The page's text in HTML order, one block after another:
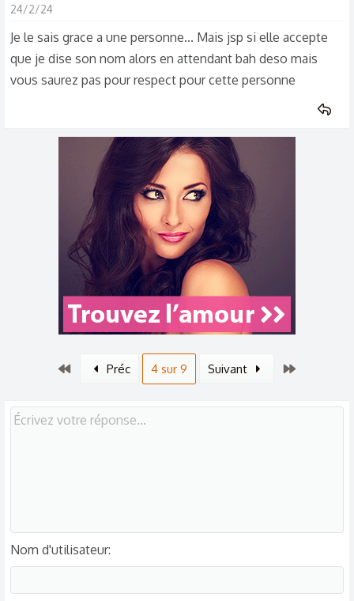
c
i
o
n
24/2/24
Je le sais grace a une personne... Mais jsp si elle accepte
que je dise son nom alors en attendant bah deso mais
vous saurez pas pour respect pour cette personne
PremierPréc 4 sur 9 Suivant
Nom d'utilisateur